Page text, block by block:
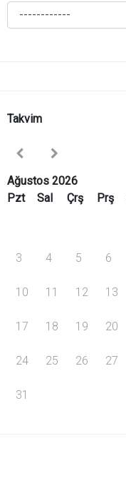
Takvim
Ağustos 2026
Pzt
Sal Çrş Prş
3 4 5 6
10 11 12 13
17 18 19 20
24 25 26 27
31